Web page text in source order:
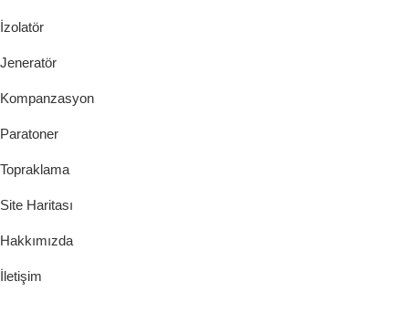
İzolatör
Jeneratör
Kompanzasyon
Paratoner
Topraklama
Site Haritası
Hakkımızda
İletişim